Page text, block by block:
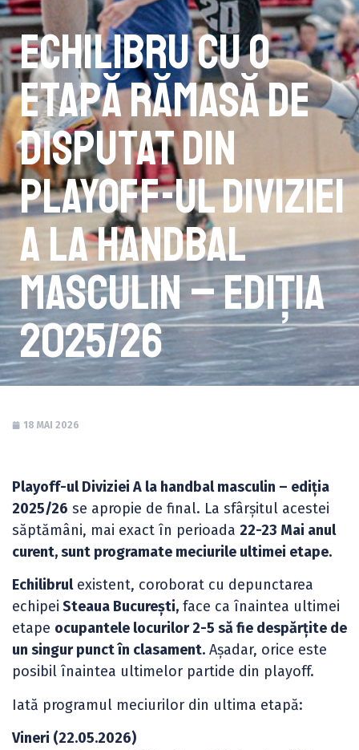
Echilibru cu o
etapă rămasă de
disputat din
playoff-ul Diviziei
A la handbal
masculin – ediția
2025/26
18 MAI 2026
Playoff-ul Diviziei A la handbal masculin – ediția
2025/26 se apropie de final. La sfârșitul acestei
săptămâni, mai exact în perioada 22-23 Mai anul
curent, sunt programate meciurile ultimei etape.
Echilibrulexistent, coroborat cu depunctarea
echipei Steaua București, face ca înaintea ultimei
etape ocupantele locurilor 2-5 să fie despărțite de
un singur punct în clasament. Așadar, orice este
posibil înaintea ultimelor partide din playoff.
Iată programul meciurilor din ultima etapă:
Vineri (22.05.2026)